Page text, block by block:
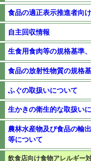
食品の適正表示推進者向
自主回収情報
生食用食肉等の規格基準
食品の放射性物質の規格
ふぐの取扱いについて
生かきの衛生的な取扱い
農林水産物及び食品の輸
等について
飲食店向け食物アレルギー